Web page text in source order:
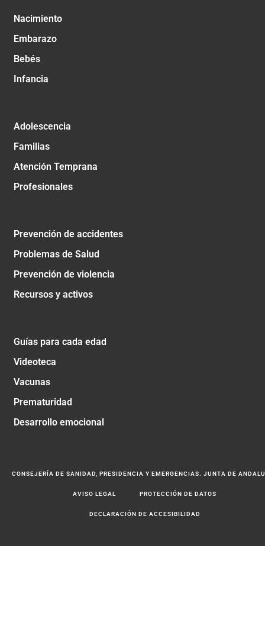
Nacimiento
Embarazo
Bebés
Infancia
Adolescencia
Familias
Atención Temprana
Profesionales
Prevención de accidentes
Problemas de Salud
Prevención de violencia
Recursos y activos
Guías para cada edad
Videoteca
Vacunas
Prematuridad
Desarrollo emocional
CONSEJERÍA DE SANIDAD, PRESIDENCIA Y EMERGENCIAS. JUNTA DE
AVISO LEGAL PROTECCIÓN DE DATOS
DECLARACIÓN DE ACCESIBILIDAD